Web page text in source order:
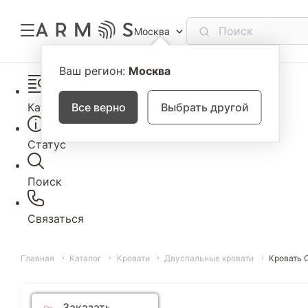
Москва
Ваш регион: Москва
Все верно Выбрать другой
Каталог
Статус
Поиск
Связаться
Главная Каталог Кровати Двуспальные кровати Кровать